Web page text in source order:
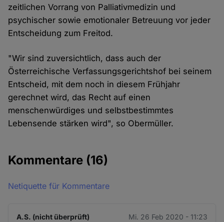
zeitlichen Vorrang von Palliativmedizin und
psychischer sowie emotionaler Betreuung vor jeder
Entscheidung zum Freitod.
"Wir sind zuversichtlich, dass auch der
Österreichische Verfassungsgerichtshof bei seinem
Entscheid, mit dem noch in diesem Frühjahr
gerechnet wird, das Recht auf einen
menschenwürdiges und selbstbestimmtes
Lebensende stärken wird", so Obermüller.
Kommentare (16)
Netiquette für Kommentare
A.S. (nicht überprüft) Mi. 26 Feb 2020 - 11:23